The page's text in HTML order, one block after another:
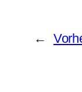
←